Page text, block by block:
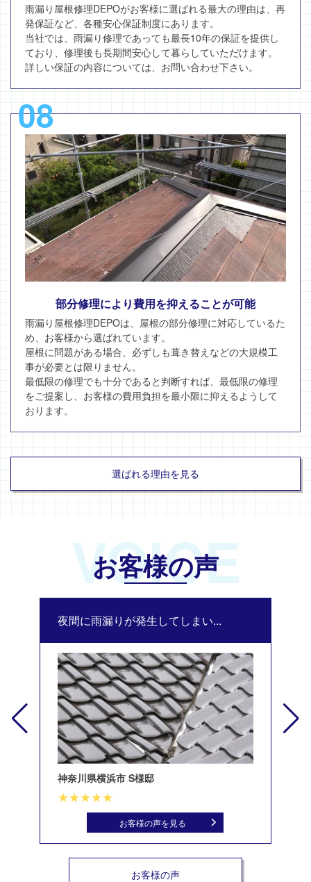
雨漏り屋根修理DEPOがお客様に選ばれる最大の理由は、再
発保証など、各種安心保証制度にあります。
当社では、雨漏り修理であっても最長10年の保証を提供し
ており、修理後も長期間安心して暮らしていただけます。
詳しい保証の内容については、お問い合わせ下さい。
08
部分修理により費用を抑えることが可能
雨漏り屋根修理DEPOは、屋根の部分修理に対応しているた
め、お客様から選ばれています。
屋根に問題がある場合、必ずしも葺き替えなどの大規模工
事が必要とは限りません。
最低限の修理でも十分であると判断すれば、最低限の修理
をご提案し、お客様の費用負担を最小限に抑えるようして
おります。
選ばれる理由を見る
VOICE
お客様の声
夜間に雨漏りが発生してしまい...
神奈川県横浜市 S様邸
お客様の声を見る
お客様の声